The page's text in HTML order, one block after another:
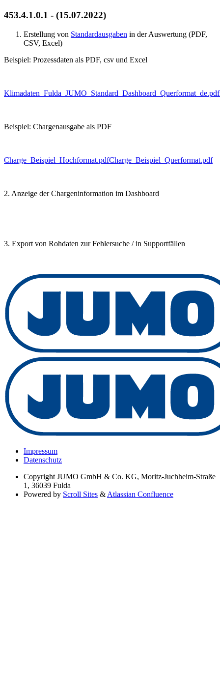
453.4.1.0.1 - (15.07.2022)
Erstellung von Standardausgaben in der Auswertung (PDF,
CSV, Excel)
Beispiel: Prozessdaten als PDF, csv und Excel
Klimadaten_Fulda_JUMO_Standard_Dashboard_Querformat_de.pdf
Beispiel: Chargenausgabe als PDF
Charge_Beispiel_Hochformat.pdfCharge_Beispiel_Querformat.pdf
2. Anzeige der Chargeninformation im Dashboard
3. Export von Rohdaten zur Fehlersuche / in Supportfällen
Impressum
Datenschutz
Copyright JUMO GmbH & Co. KG, Moritz-Juchheim-Straße
1, 36039 Fulda
Powered by Scroll Sites & Atlassian Confluence